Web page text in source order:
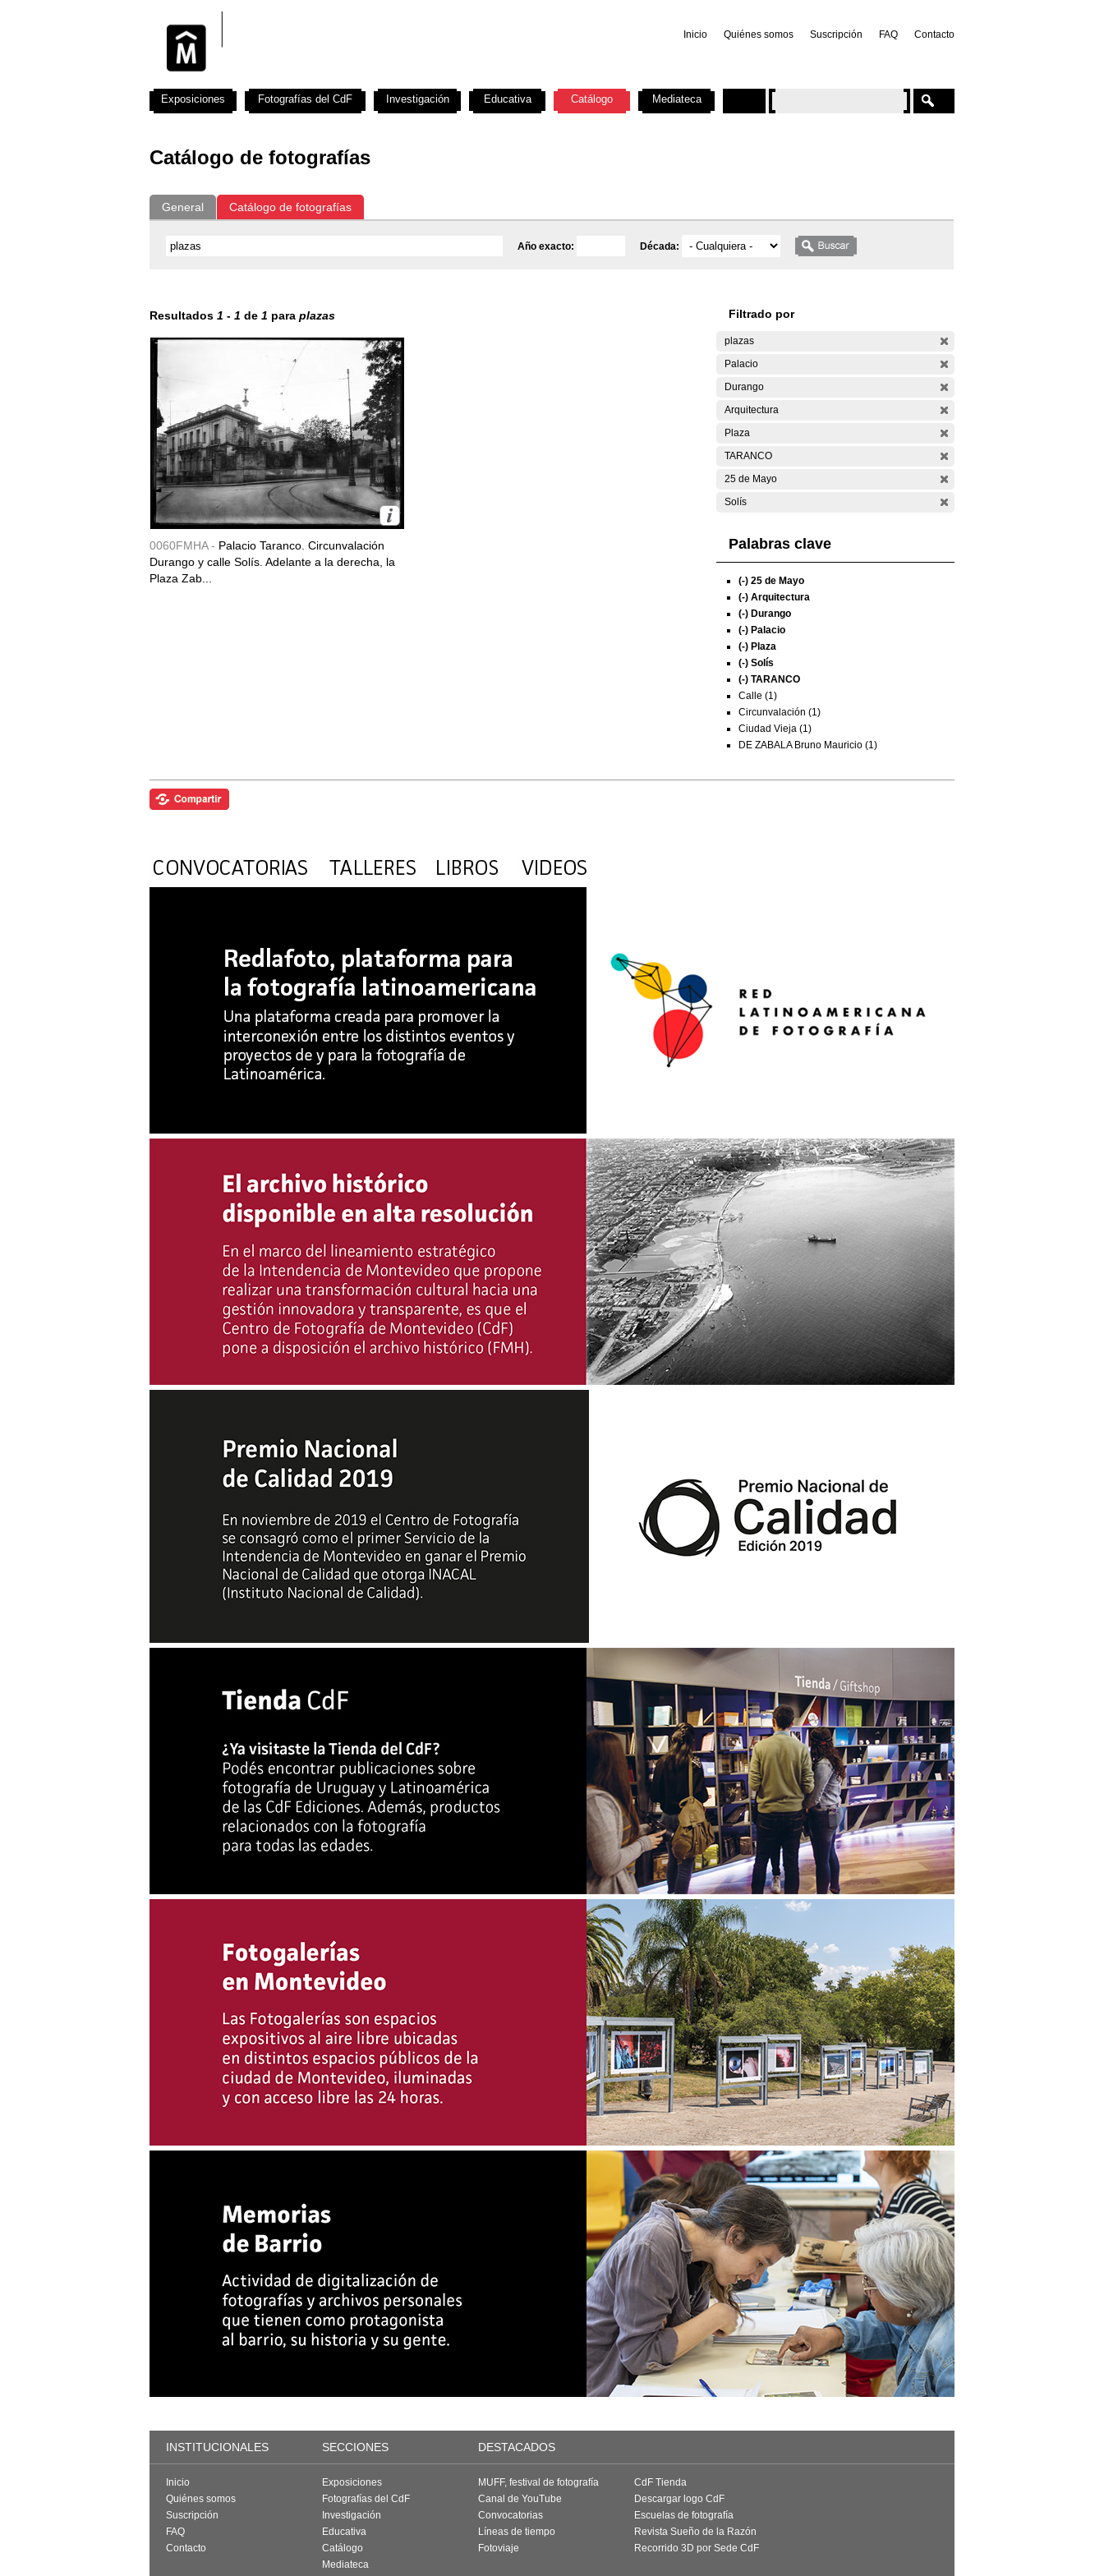
Inicio Quiénes somos Suscripción FAQ Contacto
Catálogo de fotografías
General Catálogo de fotografías
Año exacto: Década:
Resultados 1 - 1 de 1 para plazas
0060FMHA - Palacio Taranco. Circunvalación
Durango y calle Solís. Adelante a la derecha, la
Plaza Zab...
Filtrado por
plazas
Palacio
Durango
Arquitectura
Plaza
TARANCO
25 de Mayo
Solís
Palabras clave
(-) 25 de Mayo
(-) Arquitectura
(-) Durango
(-) Palacio
(-) Plaza
(-) Solís
(-) TARANCO
Calle (1)
Circunvalación (1)
Ciudad Vieja (1)
DE ZABALA Bruno Mauricio (1)
Exposiciones Fotografías del CdF Investigación Educativa Catálogo Mediateca
INSTITUCIONALES SECCIONES DESTACADOS
Inicio
Quiénes somos
Suscripción
FAQ
Contacto
Exposiciones
Fotografías del CdF
Investigación
Educativa
Catálogo
Mediateca
MUFF, festival de fotografía
Canal de YouTube
Convocatorias
Líneas de tiempo
Fotoviaje
CdF Tienda
Descargar logo CdF
Escuelas de fotografía
Revista Sueño de la Razón
Recorrido 3D por Sede CdF